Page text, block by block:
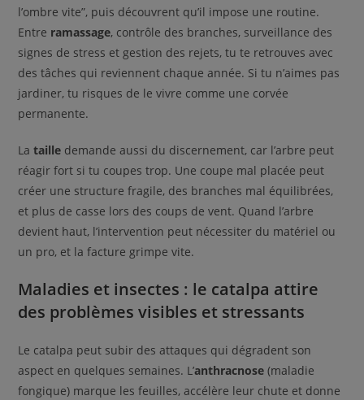
l’ombre vite”, puis découvrent qu’il impose une routine.
Entre ramassage, contrôle des branches, surveillance des
signes de stress et gestion des rejets, tu te retrouves avec
des tâches qui reviennent chaque année. Si tu n’aimes pas
jardiner, tu risques de le vivre comme une corvée
permanente.
Lataille demande aussi du discernement, car l’arbre peut
réagir fort si tu coupes trop. Une coupe mal placée peut
créer une structure fragile, des branches mal équilibrées,
et plus de casse lors des coups de vent. Quand l’arbre
devient haut, l’intervention peut nécessiter du matériel ou
un pro, et la facture grimpe vite.
Maladies et insectes : le catalpa attire
des problèmes visibles et stressants
Le catalpa peut subir des attaques qui dégradent son
aspect en quelques semaines. L’anthracnose (maladie
fongique) marque les feuilles, accélère leur chute et donne